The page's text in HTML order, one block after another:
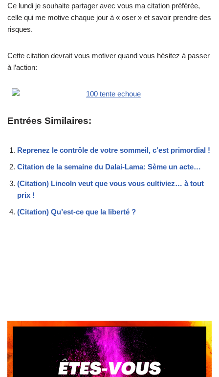
Ce lundi je souhaite partager avec vous ma citation préférée,
celle qui me motive chaque jour à « oser » et savoir prendre des
risques.
Cette citation devrait vous motiver quand vous hésitez à passer
à l’action:
Entrées Similaires:
Reprenez le contrôle de votre sommeil, c’est primordial !
Citation de la semaine du Dalai-Lama: Sème un acte…
(Citation) Lincoln veut que vous vous cultiviez… à tout
prix !
(Citation) Qu’est-ce que la liberté ?